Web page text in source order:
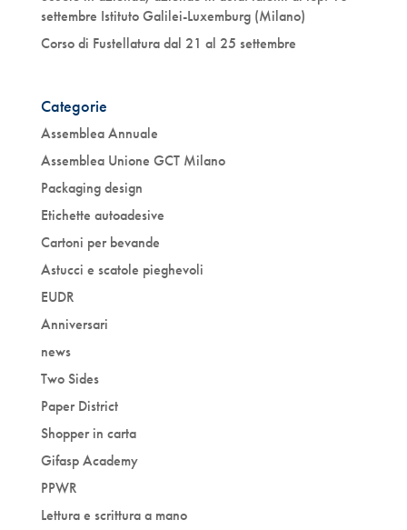
settembre Istituto Galilei-Luxemburg (Milano)
Corso di Fustellatura dal 21 al 25 settembre
Categorie
Assemblea Annuale
Assemblea Unione GCT Milano
Packaging design
Etichette autoadesive
Cartoni per bevande
Astucci e scatole pieghevoli
EUDR
Anniversari
news
Two Sides
Paper District
Shopper in carta
Gifasp Academy
PPWR
Lettura e scrittura a mano